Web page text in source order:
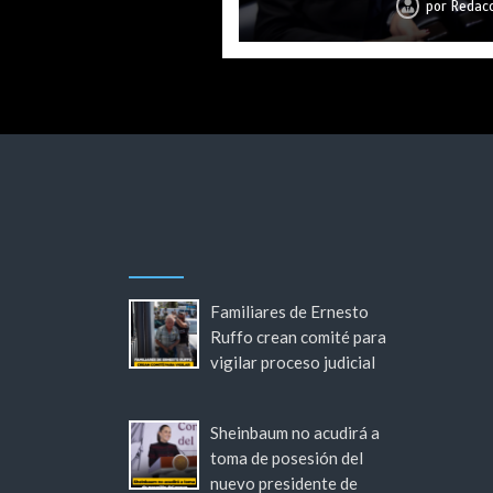
por
por
por
por
por
por
por
Familiares de Ernesto
Ruffo crean comité para
vigilar proceso judicial
Sheinbaum no acudirá a
toma de posesión del
nuevo presidente de